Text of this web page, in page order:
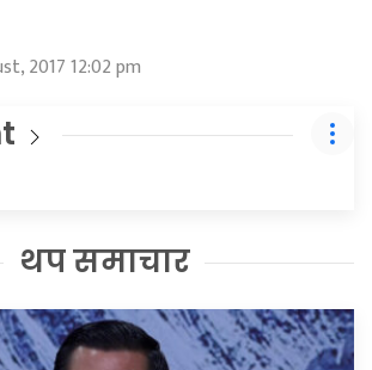
2017 12:02 pm
थप समाचार